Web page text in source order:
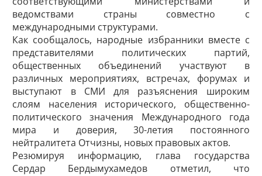
ведомствами страны совместно с
международными структурами.
Как сообщалось, народные избранники вместе с
представителями политических партий,
общественных объединений участвуют в
различных мероприятиях, встречах, форумах и
выступают в СМИ для разъяснения широким
слоям населения исторического, общественно-
политического значения Международного года
мира и доверия, 30-летия постоянного
нейтралитета Отчизны, новых правовых актов.
Резюмируя информацию, глава государства
Сердар Бердымухамедов отметил, что